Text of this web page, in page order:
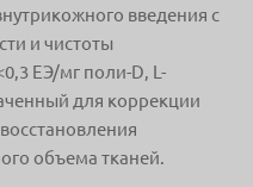
введения с
и чистоты
ЕЭ/мг поли-D, L-
для коррекции
объема тканей.